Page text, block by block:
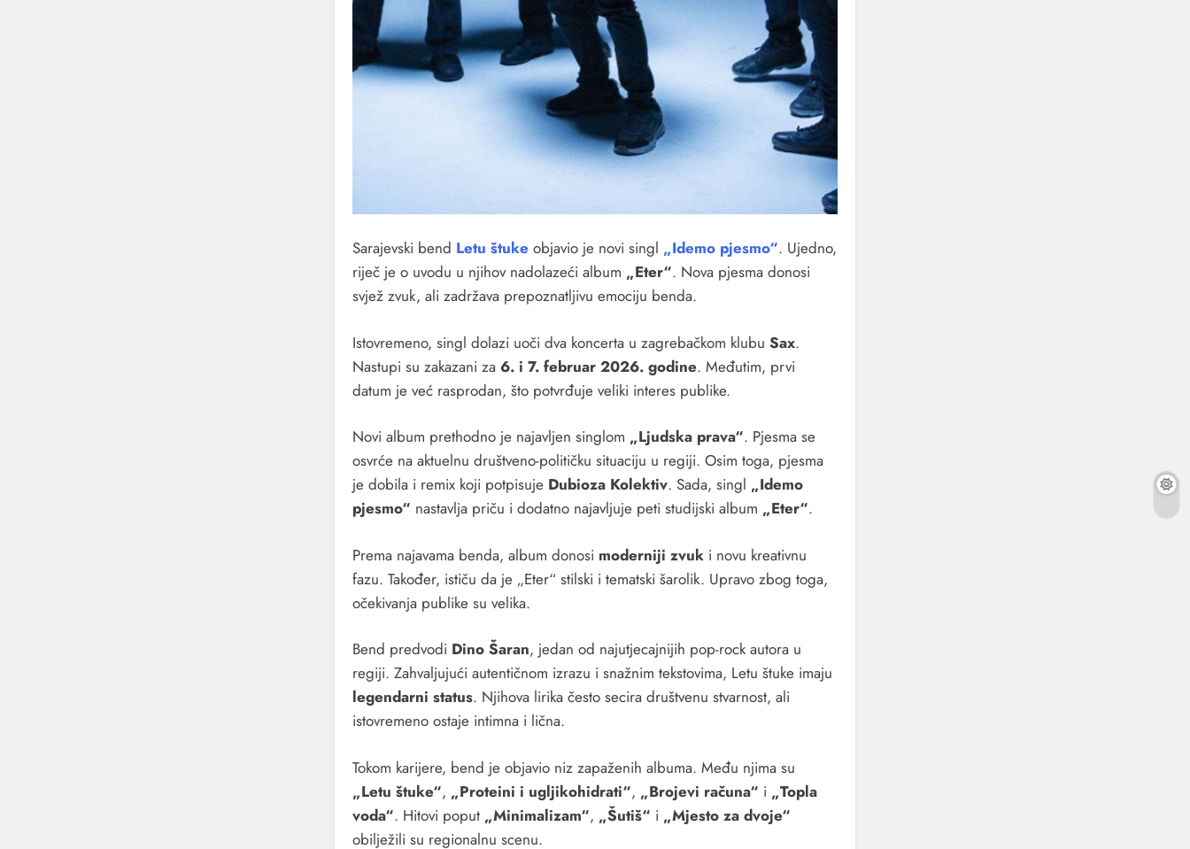
Sarajevski bend Letu štuke objavio je novi singl „Idemo pjesmo“. Ujedno,
riječ je o uvodu u njihov nadolazeći album „Eter“. Nova pjesma donosi
svjež zvuk, ali zadržava prepoznatljivu emociju benda.
Istovremeno, singl dolazi uoči dva koncerta u zagrebačkom klubu Sax.
Nastupi su zakazani za 6. i 7. februar 2026. godine. Međutim, prvi
datum je već rasprodan, što potvrđuje veliki interes publike.
Novi album prethodno je najavljen singlom „Ljudska prava“. Pjesma se
osvrće na aktuelnu društveno-političku situaciju u regiji. Osim toga, pjesma
je dobila i remix koji potpisuje Dubioza Kolektiv. Sada, singl „Idemo
pjesmo“ nastavlja priču i dodatno najavljuje peti studijski album „Eter“.
Prema najavama benda, album donosi moderniji zvuk i novu kreativnu
fazu. Također, ističu da je „Eter“ stilski i tematski šarolik. Upravo zbog toga,
očekivanja publike su velika.
Bend predvodi Dino Šaran, jedan od najutjecajnijih pop-rock autora u
regiji. Zahvaljujući autentičnom izrazu i snažnim tekstovima, Letu štuke imaju
legendarni status. Njihova lirika često secira društvenu stvarnost, ali
istovremeno ostaje intimna i lična.
Tokom karijere, bend je objavio niz zapaženih albuma. Među njima su
„Letu štuke“, „Proteini i ugljikohidrati“, „Brojevi računa“ i „Topla
voda“. Hitovi poput „Minimalizam“, „Šutiš“ i „Mjesto za dvoje“
obilježili su regionalnu scenu.